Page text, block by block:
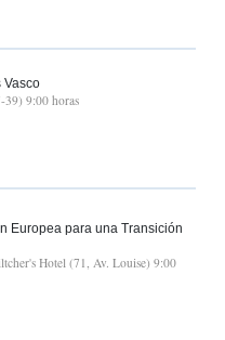
Vasco
9:00 horas
Europea para una Transición
Hotel (71, Av. Louise) 9:00